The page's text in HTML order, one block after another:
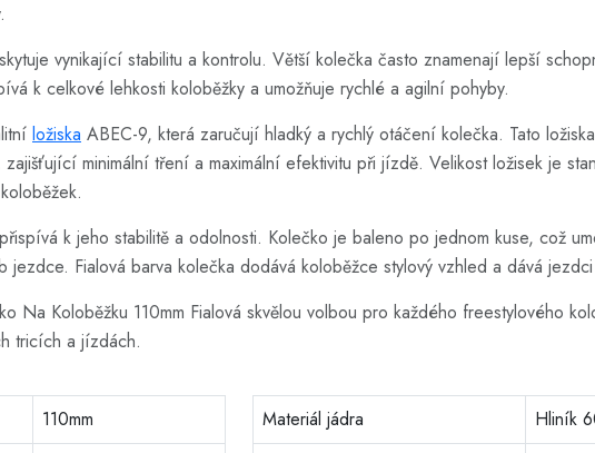
vynikající stabilitu a kontrolu. Větší kolečka často znamenají lepší
k celkové lehkosti koloběžky a umožňuje rychlé a agilní pohyby.
ložiska ABEC-9, která zaručují hladký a rychlý otáčení kolečka. Tato
minimální tření a maximální efektivitu při jízdě. Velikost ložisek je
k jeho stabilitě a odolnosti. Kolečko je baleno po jednom kuse, což
Fialová barva kolečka dodává koloběžce stylový vzhled a dává
Na Koloběžku 110mm Fialová skvělou volbou pro každého freestylového
tricích a jízdách.
110mm
Materiál jádra
Hliník